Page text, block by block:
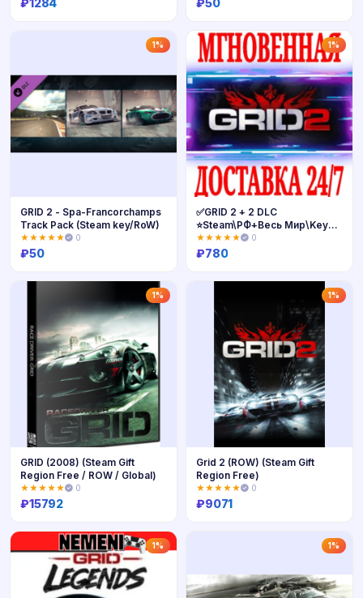
₽1284
Купить
₽50
1%
GRID 2 - Spa-Francorchamps
Track Pack (Steam key/RoW)
★★★★★ 0
₽50
1%
✅GRID 2 + 2 DLC
⭐Steam\РФ+Весь Мир\Key⭐
+ Бонус
★★★★★ 0
₽780
1%
Купить
GRID (2008) (Steam Gift
Region Free / ROW / Global)
★★★★★ 0
₽15792
1%
Grid 2 (ROW) (Steam Gift
Region Free)
★★★★★ 0
₽9071
1% 1%